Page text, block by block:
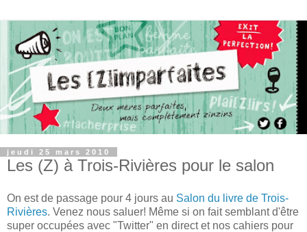
jeudi 25 mars 2010
Les (Z) à Trois-Rivières pour le salon
On est de passage pour 4 jours au Salon du livre de Trois-
Rivières. Venez nous saluer! Même si on fait semblant d'être
super occupées avec "Twitter" en direct et nos cahiers pour